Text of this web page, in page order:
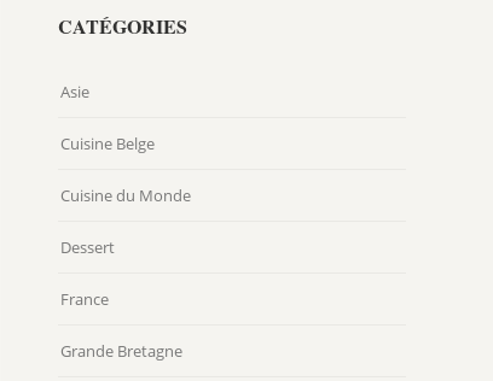
CATÉGORIES
Asie
Cuisine Belge
Cuisine du Monde
Dessert
France
Grande Bretagne